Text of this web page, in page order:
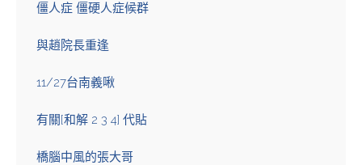
僵人症 僵硬人症候群
與趙院長重逢
11/27台南義啾
有關[和解 2 3 4] 代貼
橋腦中風的張大哥